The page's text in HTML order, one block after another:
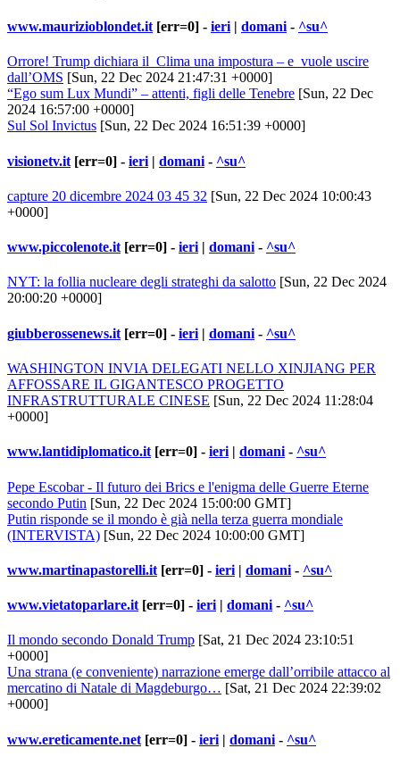
www.maurizioblondet.it [err=0] - ieri | domani - ^su^
Orrore! Trump dichiara il Clima una impostura – e vuole uscire
dall’OMS [Sun, 22 Dec 2024 21:47:31 +0000]
“Ego sum Lux Mundi” – attenti, figli delle Tenebre [Sun, 22 Dec
2024 16:57:00 +0000]
Sul Sol Invictus [Sun, 22 Dec 2024 16:51:39 +0000]
visionetv.it [err=0] - ieri | domani - ^su^
capture 20 dicembre 2024 03 45 32 [Sun, 22 Dec 2024 10:00:43
+0000]
www.piccolenote.it [err=0] - ieri | domani - ^su^
NYT: la follia nucleare degli strateghi da salotto [Sun, 22 Dec 2024
20:00:20 +0000]
giubberossenews.it [err=0] - ieri | domani - ^su^
WASHINGTON INVIA DELEGATI NELLO XINJIANG PER
AFFOSSARE IL GIGANTESCO PROGETTO
INFRASTRUTTURALE CINESE [Sun, 22 Dec 2024 11:28:04
+0000]
www.lantidiplomatico.it [err=0] - ieri | domani - ^su^
Pepe Escobar - Il futuro dei Brics e l'enigma delle Guerre Eterne
secondo Putin [Sun, 22 Dec 2024 15:00:00 GMT]
Putin risponde se il mondo è già nella terza guerra mondiale
(INTERVISTA) [Sun, 22 Dec 2024 10:00:00 GMT]
www.martinapastorelli.it [err=0] - ieri | domani - ^su^
www.vietatoparlare.it [err=0] - ieri | domani - ^su^
Il mondo secondo Donald Trump [Sat, 21 Dec 2024 23:10:51
+0000]
Una strana (e conveniente) narrazione emerge dall’orribile attacco al
mercatino di Natale di Magdeburgo… [Sat, 21 Dec 2024 22:39:02
+0000]
www.ereticamente.net [err=0] - ieri | domani - ^su^